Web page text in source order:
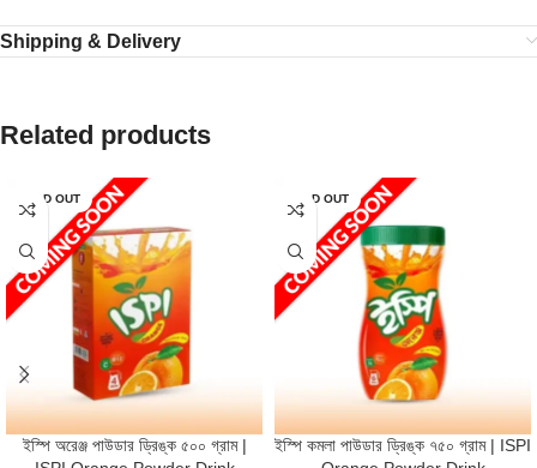
Shipping & Delivery
Related products
SOLD OUT
ইস্পি অরেঞ্জ পাউডার ড্রিঙ্ক ৫০০ গ্রাম |
SOLD OUT
ইস্পি কমলা পাউডার ড্রিঙ্ক ৭৫০ গ্রাম | ISPI